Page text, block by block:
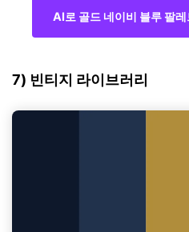
AI로 골드 네이비 블루 팔
7) 빈티지 라이브러리